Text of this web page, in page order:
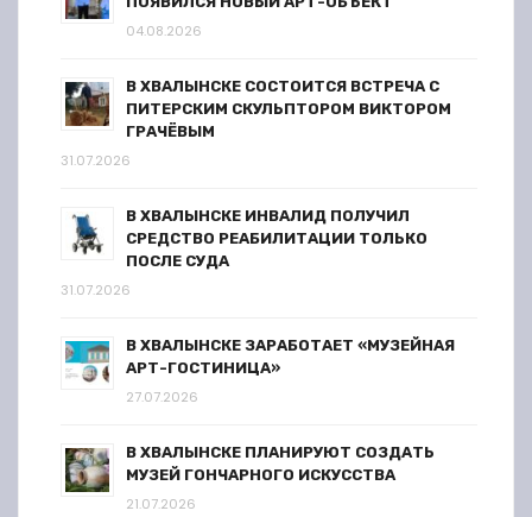
04.08.2026
В ХВАЛЫНСКЕ СОСТОИТСЯ ВСТРЕЧА С
ПИТЕРСКИМ СКУЛЬПТОРОМ ВИКТОРОМ
ГРАЧЁВЫМ
31.07.2026
В ХВАЛЫНСКЕ ИНВАЛИД ПОЛУЧИЛ
СРЕДСТВО РЕАБИЛИТАЦИИ ТОЛЬКО
ПОСЛЕ СУДА
31.07.2026
В ХВАЛЫНСКЕ ЗАРАБОТАЕТ «МУЗЕЙНАЯ
АРТ-ГОСТИНИЦА»
27.07.2026
В ХВАЛЫНСКЕ ПЛАНИРУЮТ СОЗДАТЬ
МУЗЕЙ ГОНЧАРНОГО ИСКУССТВА
21.07.2026